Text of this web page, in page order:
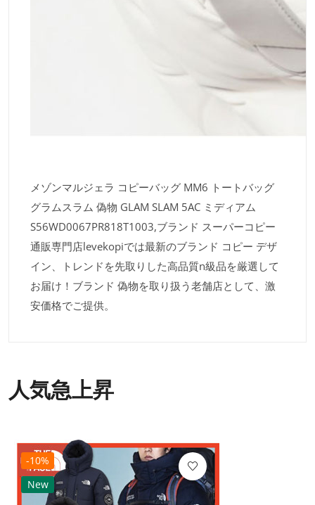
メゾンマルジェラ コピーバッグ MM6 トートバッグ
グラムスラム 偽物 GLAM SLAM 5AC ミディアム
S56WD0067PR818T1003,ブランド スーパーコピー
通販専門店levekopiでは最新のブランド コピー デザ
イン、トレンドを先取りした高品質n級品を厳選して
お届け！ブランド 偽物を取り扱う老舗店として、激
安価格でご提供。
人気急上昇
-10%
New